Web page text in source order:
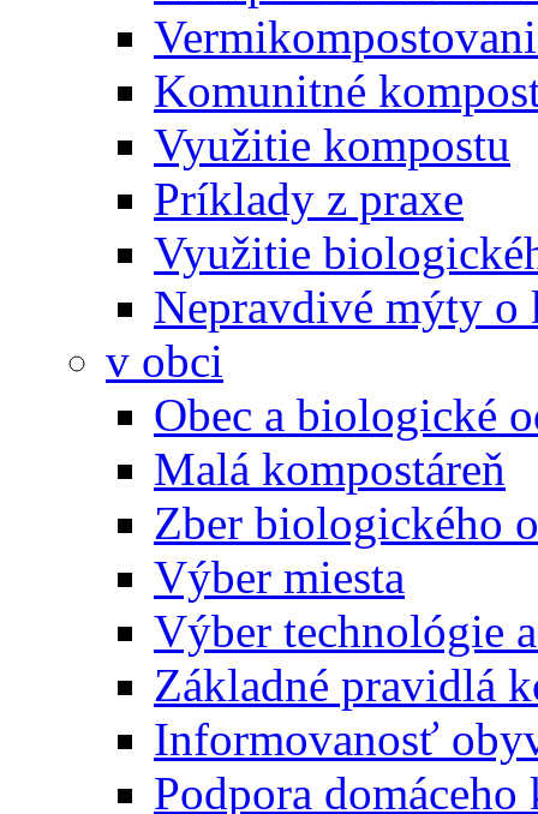
Komunitné
Využitie kompostu
Príklady z praxe
Využitie
Nepravdivé mýty o
v obci
Obec a biologické
Malá kompostáreň
Zber biologického
Výber miesta
Výber technológie
Základné pravidlá
Informovanosť
Podpora